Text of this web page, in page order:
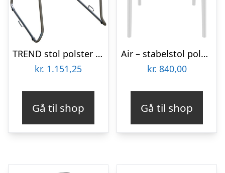
TREND stol polster m/kobling
kr. 1.151,25
Gå til shop
Air – stabelstol polypropylen – Hvid
kr. 840,00
Gå til shop